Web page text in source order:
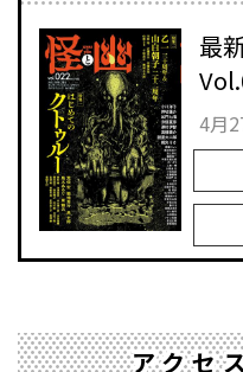
最
4月
アクセ